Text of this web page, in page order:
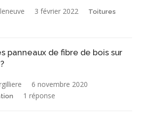
3 février 2022 Toitures
panneaux de fibre de bois sur
6 novembre 2020
1 réponse